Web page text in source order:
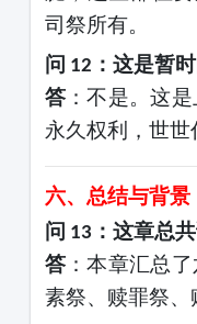
司祭所有。
问 12 ：这是暂
答：不是。这
永久权利，世世
六、总结与背景
问 13 ：这章总
答：本章汇总了
素祭、赎罪祭、